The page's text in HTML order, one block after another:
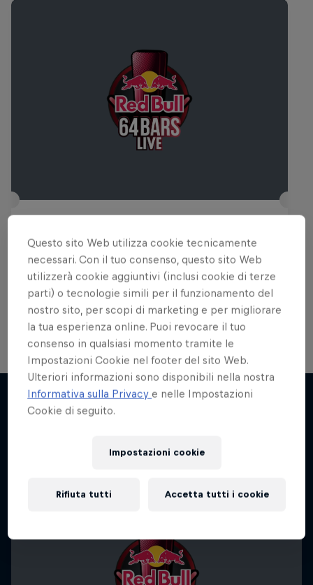
3 Ottobre 2026
Taranto, Italia
MUSICA
Tickets available
Questo sito Web utilizza cookie tecnicamente
necessari. Con il tuo consenso, questo sito Web
utilizzerà cookie aggiuntivi (inclusi cookie di terze
parti) o tecnologie simili per il funzionamento del
nostro sito, per scopi di marketing e per migliorare
la tua esperienza online. Puoi revocare il tuo
consenso in qualsiasi momento tramite le
Impostazioni Cookie nel footer del sito Web.
Ulteriori informazioni sono disponibili nella nostra
Informativa sulla Privacye nelle Impostazioni
Cookie di seguito.
Impostazioni cookie
Rifiuta tutti Accetta tutti i cookie